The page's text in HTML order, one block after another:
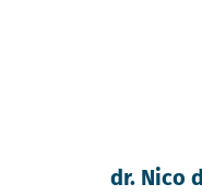
dr. Nico